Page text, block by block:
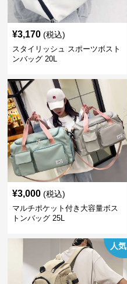
¥3,170 (税込)
スタイリッシュ スポーツボスト
ンバッグ 20L
¥3,000 (税込)
マルチポケット付き大容量ボス
トンバッグ 25L
人気